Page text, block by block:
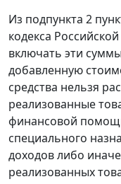
Из подпункта 2
кодекса
включать эти
добавленную
средства нельзя
реализованные
финансовой
специального
доходов либо
реализованных